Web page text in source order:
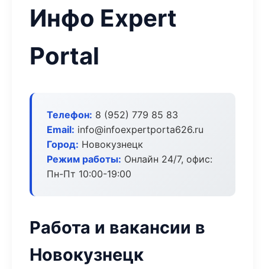
Инфо Expert
Portal
Телефон: 8 (952) 779 85 83
Email: info@infoexpertporta626.ru
Город: Новокузнецк
Режим работы: Онлайн 24/7, офис:
Пн-Пт 10:00-19:00
Работа и вакансии в
Новокузнецк